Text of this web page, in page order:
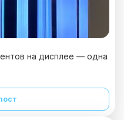
на дисплее — одна